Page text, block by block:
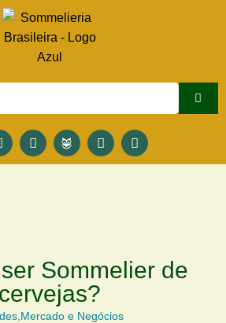
Sommelier de
cervejas?
Mercado e Negócios